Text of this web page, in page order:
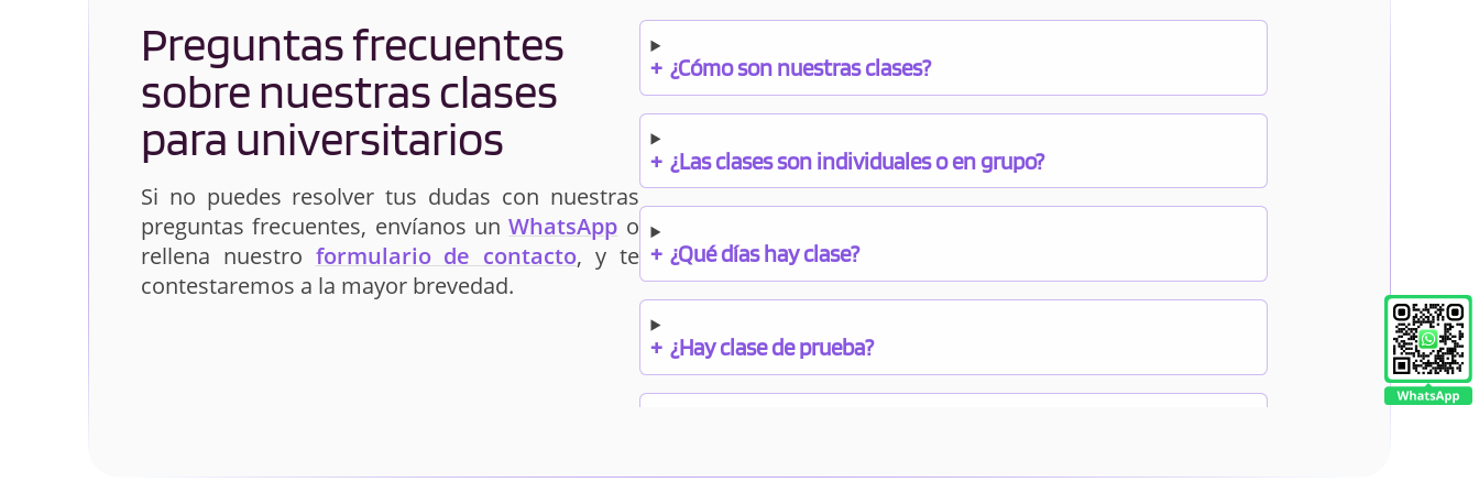
Preguntas frecuentes
sobre nuestras clases
para universitarios
Si no puedes resolver tus dudas con nuestras
preguntas frecuentes, envíanos unWhatsApp o
rellena nuestro formulario de contacto, y te
contestaremos a la mayor brevedad.
+ ¿Cómo son nuestras clases?
+ ¿Las clases son individuales o en grupo?
+ ¿Qué días hay clase?
+ ¿Hay clase de prueba?